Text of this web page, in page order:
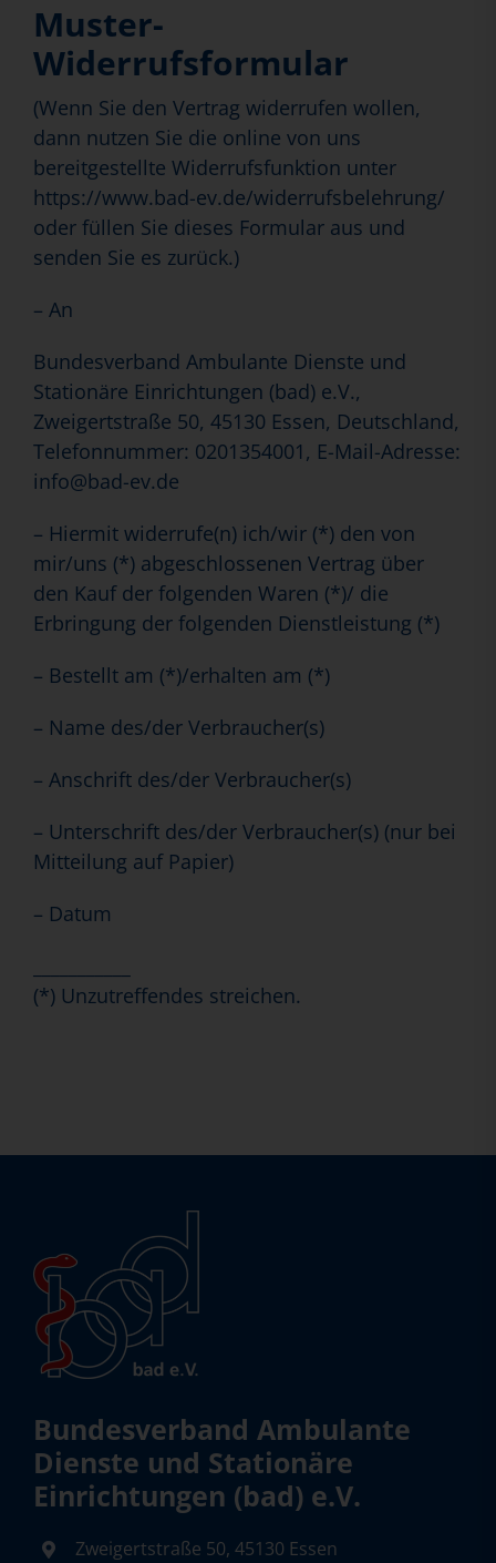
Muster-
Widerrufsformular
(Wenn Sie den Vertrag widerrufen wollen,
dann nutzen Sie die online von uns
bereitgestellte Widerrufsfunktion unter
https://www.bad-ev.de/widerrufsbelehrung/
oder füllen Sie dieses Formular aus und
senden Sie es zurück.)
– An
Bundesverband Ambulante Dienste und
Stationäre Einrichtungen (bad) e.V.,
Zweigertstraße 50, 45130 Essen, Deutschland,
Telefonnummer: 0201354001, E-Mail-Adresse:
info@bad-ev.de
– Hiermit widerrufe(n) ich/wir (*) den von
mir/uns (*) abgeschlossenen Vertrag über
den Kauf der folgenden Waren (*)/ die
Erbringung der folgenden Dienstleistung (*)
– Bestellt am (*)/erhalten am (*)
– Name des/der Verbraucher(s)
– Anschrift des/der Verbraucher(s)
– Unterschrift des/der Verbraucher(s) (nur bei
Mitteilung auf Papier)
– Datum
(*) Unzutreffendes streichen.
Bundesverband Ambulante
Dienste und Stationäre
Einrichtungen (bad) e.V.
Zweigertstraße 50, 45130 Essen